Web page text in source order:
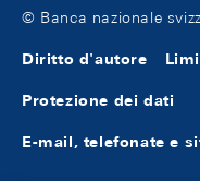
© Banca nazionale
Diritto d'autore
Protezione dei dati
E-mail, telefonate e